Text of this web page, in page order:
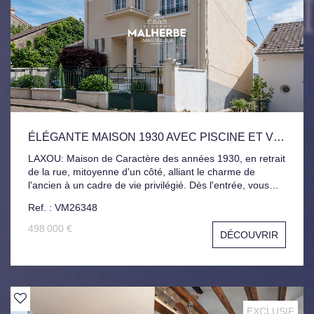
ÉLÉGANTE MAISON 1930 AVEC PISCINE ET VUE DOMINANTE
LAXOU: Maison de Caractère des années 1930, en retrait
de la rue, mitoyenne d'un côté, alliant le charme de
l'ancien à un cadre de vie privilégié. Dès l'entrée, vous
authenticité préservée. Le rez-de-chaussée se compose
d'une entrée avec rangements, d'une cuisine équipée,
Vaste salon-séjour ouvrant directement sur agréable
terrasse. Celle-ci bénéficie d'une vue dominante sur
Laxou, Nancy et leurs environs, offrant un panorama
accueille trois chambres ainsi qu'une salle de bains. Au
second niveau, les combles aménagés proposent un
Ref. : VM26348
498 000 €
DÉCOUVRIR
EXCLUSIF